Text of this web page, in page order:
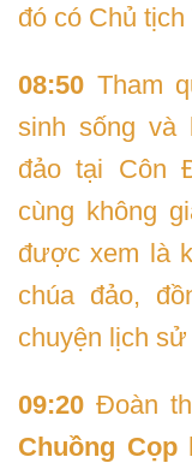
đó có Chủ
08:50 Tham
sinh sống và
đảo tại Côn
cùng không
được xem là
chúa đảo,
chuyện lịch
09:20 Đoàn
Chuồng Cọp